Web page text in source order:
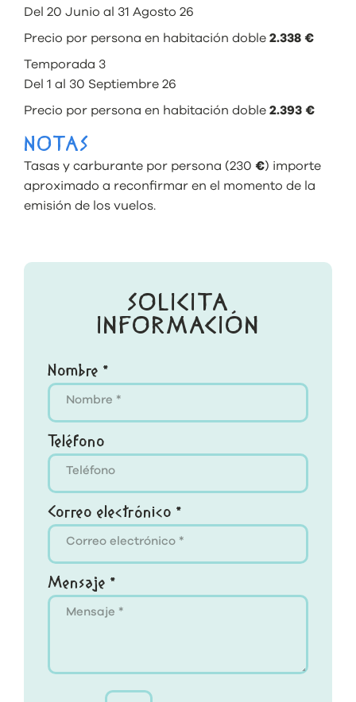
Del 20 Junio al 31 Agosto 26
Precio por persona en habitación doble 2.338 €
Temporada 3
Del 1 al 30 Septiembre 26
Precio por persona en habitación doble 2.393 €
NOTAS
Tasas y carburante por persona (230 €) importe
aproximado a reconfirmar en el momento de la
emisión de los vuelos.
SOLICITA
INFORMACIÓN
Nombre *
Teléfono
Correo electrónico *
Mensaje *